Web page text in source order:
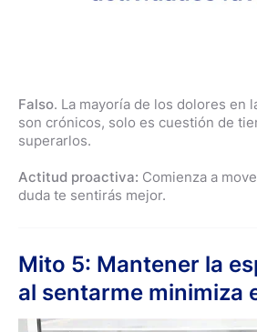
Falso. La mayoría de los dolores en
son crónicos, solo es cuestión de
superarlos.
Actitud proactiva: Comienza a
duda te sentirás mejor.
Mito 5: Mantener la
al sentarme minimiza